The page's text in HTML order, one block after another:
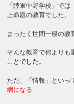
「陸軍中野学校」で
上命題の教育でした。
まったく世間一般の教
そんな教育で何よりも
ことでした。
ただ、「情報」といっ
綱になる